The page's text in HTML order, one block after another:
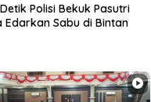
Polisi Bekuk Pasutri
Edarkan Sabu di Bintan